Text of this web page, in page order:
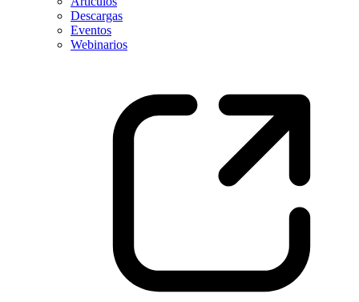
Descargas
Eventos
Webinarios